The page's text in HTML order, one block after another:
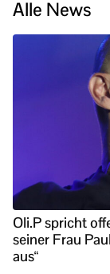
Alle News
Oli.P spricht
seiner Frau
aus“